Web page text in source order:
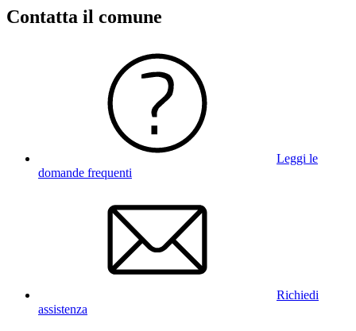
Contatta il comune
Leggi le
domande frequenti
Richiedi
assistenza